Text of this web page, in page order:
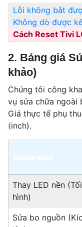
Lỗi không bắt
Không dò được
Cách Reset Tivi
2. Bảng giá
khảo)
Chúng tôi công
vụ sửa chữa ngoài
Giá thực tế phụ
(inch).
Thay LED nền
hình)
Sửa bo nguồn